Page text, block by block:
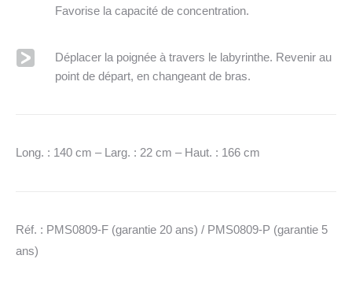
Favorise la capacité de concentration.
Déplacer la poignée à travers le labyrinthe. Revenir au
point de départ, en changeant de bras.
Long. : 140 cm – Larg. : 22 cm – Haut. : 166 cm
Réf. : PMS0809-F (garantie 20 ans) / PMS0809-P (garantie 5
ans)